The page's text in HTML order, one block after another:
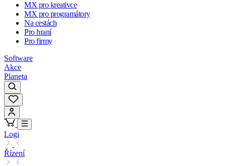
MX pro kreativce
MX pro programátory
Na cestách
Pro hraní
Pro firmy
Software
Akce
Planeta
Logi
Řízení